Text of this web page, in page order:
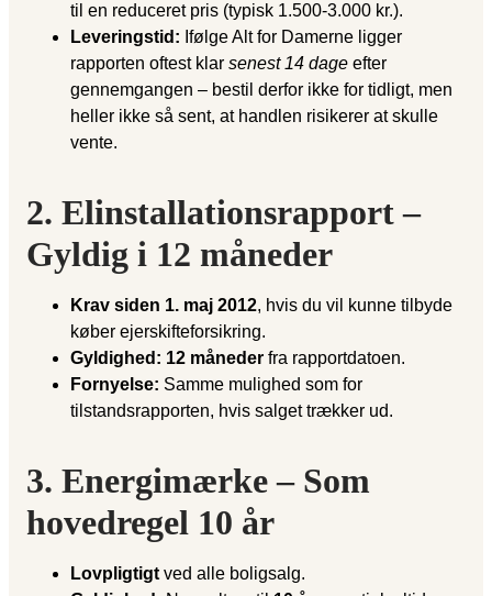
til en reduceret pris (typisk 1.500-3.000 kr.).
Leveringstid: Ifølge Alt for Damerne ligger
rapporten oftest klar senest 14 dage efter
gennemgangen – bestil derfor ikke for tidligt, men
heller ikke så sent, at handlen risikerer at skulle
vente.
2. Elinstallationsrapport –
Gyldig i 12 måneder
Krav siden 1. maj 2012, hvis du vil kunne tilbyde
køber ejerskifteforsikring.
Gyldighed: 12 måneder fra rapportdatoen.
Fornyelse: Samme mulighed som for
tilstandsrapporten, hvis salget trækker ud.
3. Energimærke – Som
hovedregel 10 år
Lovpligtigt ved alle boligsalg.